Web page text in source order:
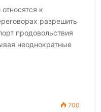
к
разрешить
продовольствия
неоднократные
700